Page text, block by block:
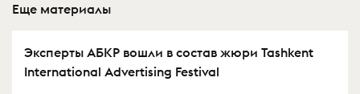
Еще материалы
Эксперты АБКР вошли в состав жюри Tashkent
International Advertising Festival